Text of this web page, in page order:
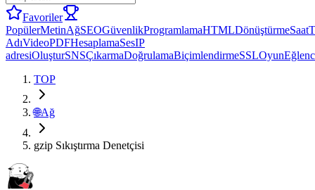
Favoriler
PopülerMetinAğSEOGüvenlikProgramlamaHTMLDönüştürmeSaat
AdıVideoPDFHesaplamaSesIP
adresiOluşturSNSÇıkarmaDoğrulamaBiçimlendirmeSSLOyun
TOP
🌐Ağ
gzip Sıkıştırma Denetçisi